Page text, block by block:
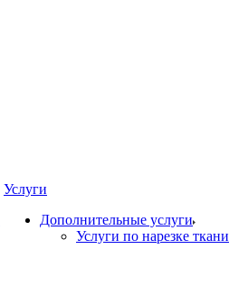
Услуги
Дополнительные услуги
Услуги по нарезке ткани